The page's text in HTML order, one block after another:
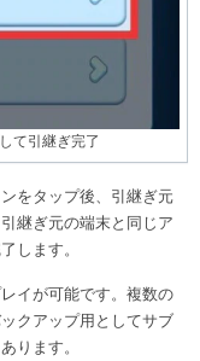
て引継ぎ完了
をタップ後、引継ぎ元
継ぎ元の端末と同じア
します。
イが可能です。複数の
クアップ用としてサブ
ります。